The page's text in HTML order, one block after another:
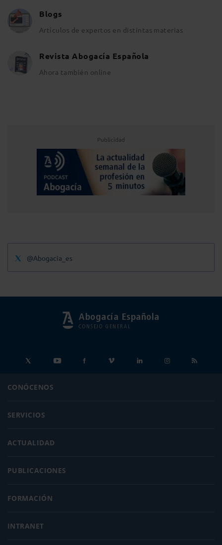
Blogs
Artículos de expertos en distintas materias
Revista Abogacía Española
Ahora también online
Publicidad
@Abogacia_es
Abogacía Española
CONSEJO GENERAL
CONÓCENOS
SERVICIOS
ACTUALIDAD
PUBLICACIONES
FORMACIÓN
INTRANET